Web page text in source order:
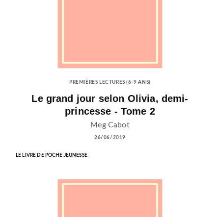
PREMIÈRES LECTURES (6-9 ANS)
Le grand jour selon Olivia, demi-
princesse - Tome 2
Meg Cabot
26/06/2019
LE LIVRE DE POCHE JEUNESSE